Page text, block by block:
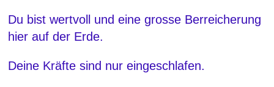
Du bist wertvoll und eine grosse Berreicherung
hier auf der Erde.
Deine Kräfte sind nur eingeschlafen.